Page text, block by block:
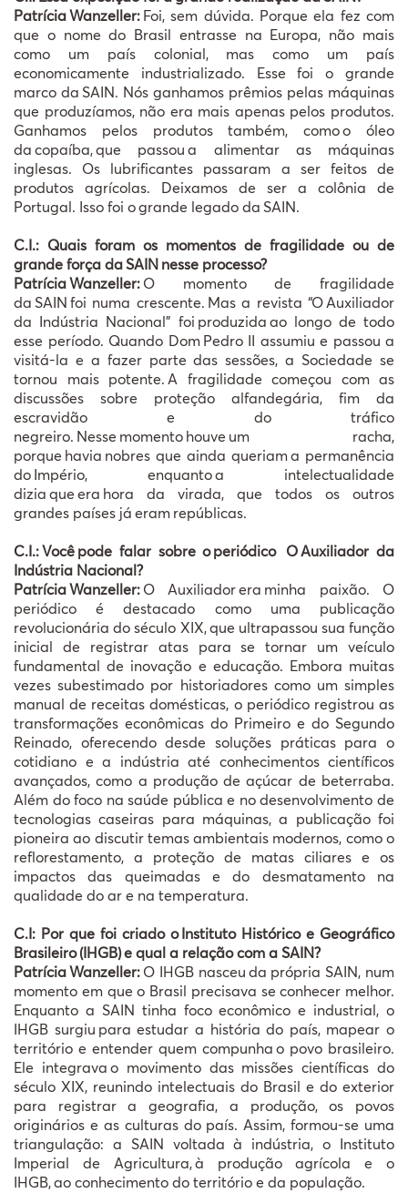
PatríciaWanzeller:Foi, sem dúvida. Porque ela fez com
que o nome do Brasil entrasse na Europa, não mais
como um país colonial, mas como um país
economicamente industrializado. Esse foi o grande
marco da SAIN. Nós ganhamos prêmios pelas máquinas
que produzíamos, não era mais apenas pelos produtos.
Ganhamos pelos produtos também, comooóleo
dacopaíba,que passou a alimentar as máquinas
inglesas. Os lubrificantes passaram a ser feitos de
produtos agrícolas. Deixamos de ser a colônia de
Portugal. Isso foi ogrande legado da SAIN.
C.I.: Quais foram os momentos de fragilidade ou de
grande força daSAINnesse processo?
PatríciaWanzeller:O momento de fragilidade
da SAINfoi numa crescente. Mas a revista“OAuxiliador
da Indústria Nacional” foi produzidaao longo de todo
esse período. Quando Dom Pedro II assumiu e passou a
visitá-la e a fazer parte das sessões, a Sociedade se
tornou mais potente.A fragilidade começou com as
discussões sobre proteção alfandegária, fim da
escravidão e do tráfico
negreiro. Nesse momentohouve um racha,
porque havia nobres que ainda queriama permanência
doImpério, enquantoa intelectualidade
diziaqueera hora da virada, que todos os outros
grandes países jáeramrepúblicas.
C.I.:Vocêpode falar sobre operiódico OAuxiliador da
Indústria Nacional?
PatríciaWanzeller:O Auxiliadorera minha paixão. O
periódicoé destacado como uma publicação
revolucionária do século XIX,que ultrapassou sua função
inicial de registrar atas para se tornar um veículo
fundamental de inovação e educação. Embora muitas
vezes subestimado por historiadores como um simples
manual de receitas domésticas, o periódico registrou as
transformações econômicas do Primeiro e do Segundo
Reinado, oferecendo desde soluções práticas para o
cotidiano e a indústria até conhecimentos científicos
avançados, como a produção de açúcar de beterraba.
Além do foco na saúde pública e no desenvolvimento de
tecnologias caseiras para máquinas, a publicação foi
pioneira ao discutir temas ambientais modernos, como o
reflorestamento, a proteção de matas ciliares e os
impactos das queimadas e do desmatamento na
qualidade do ar e na temperatura.
C.I: Por que foi criado oInstituto Histórico e Geográfico
Brasileiro(IHGB)e qual a relação com a SAIN?
PatríciaWanzeller:O IHGB nasceuda própria SAIN, num
momento em que o Brasil precisava se conhecer melhor.
Enquanto a SAIN tinha foco econômico e industrial, o
IHGB surgiu para estudar a história do país, mapear o
território e entender quem compunhao povo brasileiro.
Ele integravao movimento das missões científicas do
século XIX, reunindo intelectuais do Brasil e do exterior
para registrar a geografia, a produção, os povos
originários e as culturas do país. Assim, formou-se uma
triangulação: a SAIN voltadaà indústria, o Instituto
Imperial de Agricultura,à produção agrícola e o
IHGB,ao conhecimento do território e da população.